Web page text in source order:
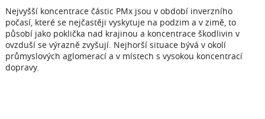
Nejvyšší koncentrace částic PMx jsou v období inverzního
počasí, které se nejčastěji vyskytuje na podzim a v zimě, to
působí jako poklička nad krajinou a koncentrace škodlivin v
ovzduší se výrazně zvyšují. Nejhorší situace bývá v okolí
průmyslových aglomerací a v místech s vysokou koncentrací
dopravy.